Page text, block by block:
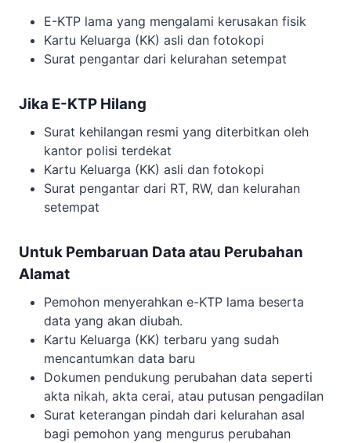
E-KTP lama yang mengalami kerusakan fisik
Kartu Keluarga (KK) asli dan fotokopi
Surat pengantar dari kelurahan setempat
Jika E-KTP Hilang
Surat kehilangan resmi yang diterbitkan oleh
kantor polisi terdekat
Kartu Keluarga (KK) asli dan fotokopi
Surat pengantar dari RT, RW, dan kelurahan
setempat
Untuk Pembaruan Data atau Perubahan
Alamat
Pemohon menyerahkan e-KTP lama beserta
data yang akan diubah.
Kartu Keluarga (KK) terbaru yang sudah
mencantumkan data baru
Dokumen pendukung perubahan data seperti
akta nikah, akta cerai, atau putusan pengadilan
Surat keterangan pindah dari kelurahan asal
bagi pemohon yang mengurus perubahan